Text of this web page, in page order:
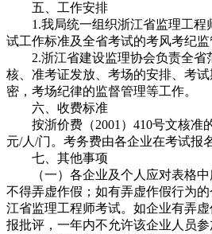
五、工作安排
1.我局统一组织浙江省监理工程
试工作标准及全省考试的考风考纪监
2.浙江省建设监理协会负责全省
核、准考证发放、考场的安排、考
密，考场纪律的监督管理等工作。
六、收费标准
按浙价费（2001）410号文核准
元/人/门。考务费由各企业在考试报
七、其他事项
（一）各企业及个人应对表格中
不得弄虚作假；如有弄虚作假行为
江省监理工程师考试。如企业有弄
报批评，一年内不允许该企业人员